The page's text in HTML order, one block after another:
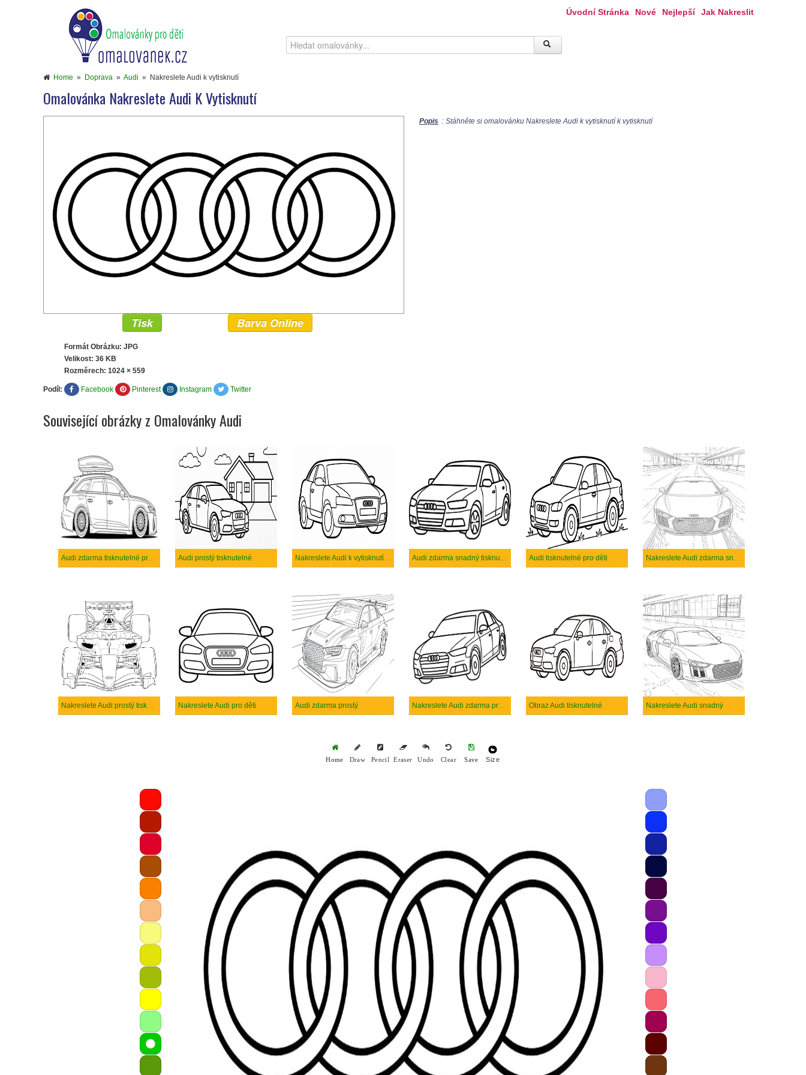
Úvodní Stránka Nové Nejlepší Jak Nakreslit
Home » Doprava » Audi » Nakreslete Audi k vytisknutí
Omalovánka Nakreslete Audi K Vytisknutí
Popis : Stáhněte si omalovánku Nakreslete Audi k vytisknutí k vytisknutí
Tisk Barva Online
Formát Obrázku: JPG
Velikost: 36 KB
Rozměrech: 1024 × 559
Podíl: Facebook Pinterest Instagram Twitter
Související obrázky z Omalovánky Audi
Audi prostý tisknutelné Audi tisknutelné pro děti
Nakreslete Audi pro děti Audi zdarma prostý Obraz Audi tisknutelné Nakreslete Audi snadný
Home Draw Pencil Eraser Undo Clear Save Size